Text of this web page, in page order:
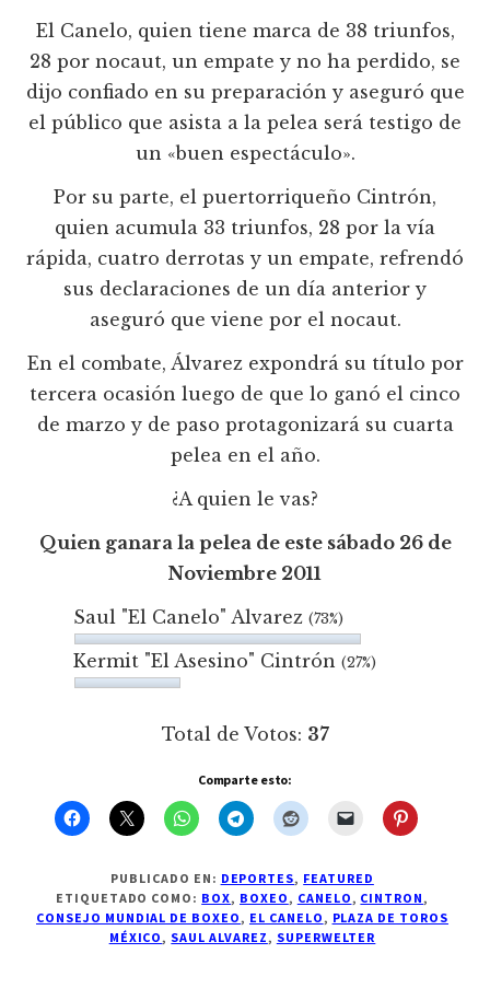
El Canelo, quien tiene marca de 38 triunfos,
28 por nocaut, un empate y no ha perdido, se
dijo confiado en su preparación y aseguró que
el público que asista a la pelea será testigo de
un «buen espectáculo».
Por su parte, el puertorriqueño Cintrón,
quien acumula 33 triunfos, 28 por la vía
rápida, cuatro derrotas y un empate, refrendó
sus declaraciones de un día anterior y
aseguró que viene por el nocaut.
En el combate, Álvarez expondrá su título por
tercera ocasión luego de que lo ganó el cinco
de marzo y de paso protagonizará su cuarta
pelea en el año.
¿A quien le vas?
Quien ganara la pelea de este sábado 26 de
Noviembre 2011
Saul "El Canelo" Alvarez(73%)
Kermit "El Asesino" Cintrón(27%)
Total de Votos: 37
Comparte esto:
PUBLICADO EN: DEPORTES, FEATURED
ETIQUETADO COMO: BOX, BOXEO, CANELO, CINTRON,
CONSEJO MUNDIAL DE BOXEO, EL CANELO, PLAZA DE TOROS
MÉXICO, SAUL ALVAREZ, SUPERWELTER